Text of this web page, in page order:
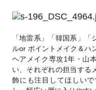
「地雷系」「韓国系」
ルor ポイントメイク＆ハ
ヘアメイク専攻1年・山
い、それぞれの担当する
飾にも注目してほしい